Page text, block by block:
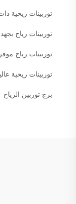
توربينات ريحية
توربينات رياح بجهد ٣٨٠ فولت
توربينات رياح
توربينات ريحية
برج توربين الرياح